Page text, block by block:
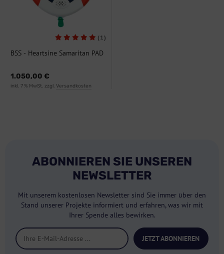
(1)
BSS - Heartsine Samaritan PAD
1.050,00 €
inkl. 7 % MwSt. zzgl. Versandkosten
ABONNIEREN SIE UNSEREN
NEWSLETTER
Mit unserem kostenlosen Newsletter sind Sie immer über den
Stand unserer Projekte informiert und erfahren, was wir mit
Ihrer Spende alles bewirken.
JETZT ABONNIEREN